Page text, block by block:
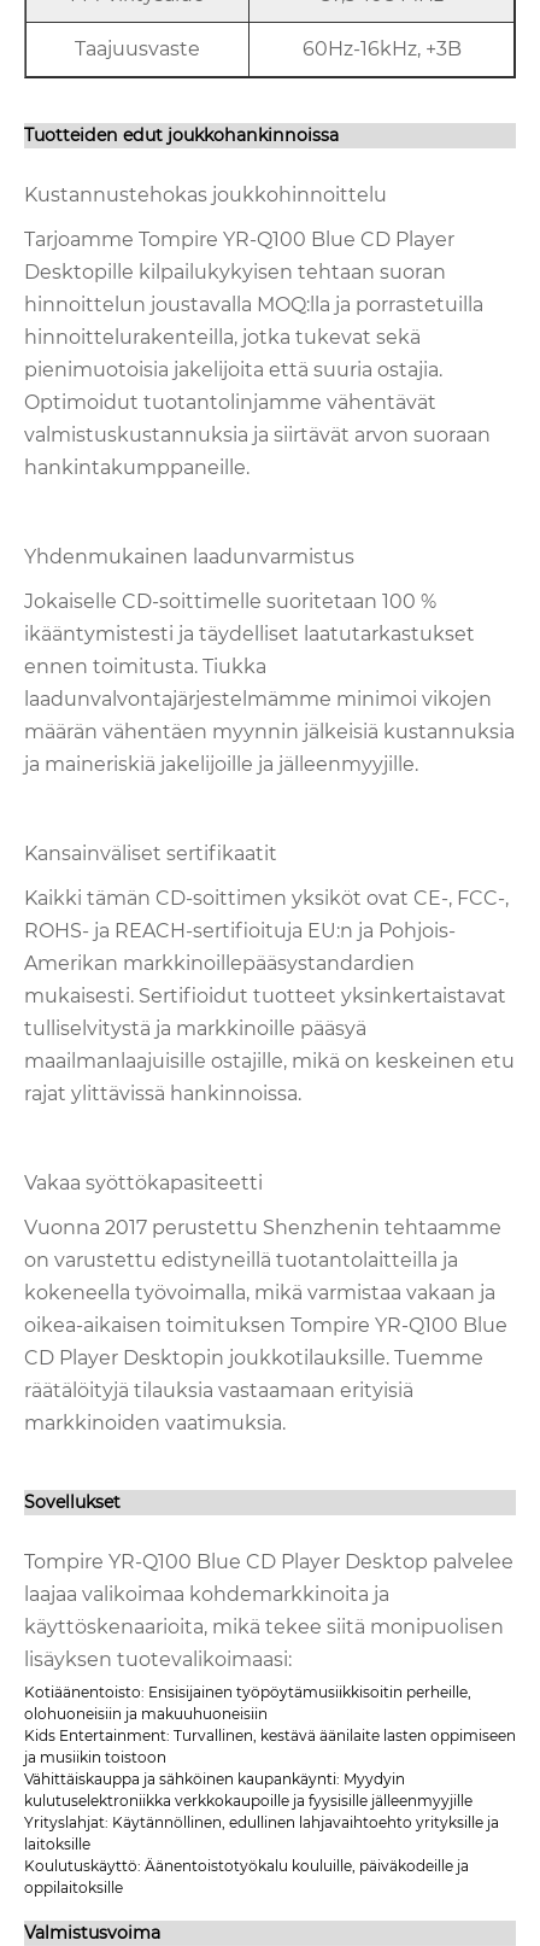
Taajuusvaste 60Hz-16kHz, +3B
Tuotteiden edut joukkohankinnoissa
Kustannustehokas joukkohinnoittelu
Tarjoamme Tompire YR-Q100 Blue CD Player
Desktopille kilpailukykyisen tehtaan suoran
hinnoittelun joustavalla MOQ:lla ja porrastetuilla
hinnoittelurakenteilla, jotka tukevat sekä
pienimuotoisia jakelijoita että suuria ostajia.
Optimoidut tuotantolinjamme vähentävät
valmistuskustannuksia ja siirtävät arvon suoraan
hankintakumppaneille.
Yhdenmukainen laadunvarmistus
Jokaiselle CD-soittimelle suoritetaan 100 %
ikääntymistesti ja täydelliset laatutarkastukset
ennen toimitusta. Tiukka
laadunvalvontajärjestelmämme minimoi vikojen
määrän vähentäen myynnin jälkeisiä kustannuksia
ja maineriskiä jakelijoille ja jälleenmyyjille.
Kansainväliset sertifikaatit
Kaikki tämän CD-soittimen yksiköt ovat CE-, FCC-,
ROHS- ja REACH-sertifioituja EU:n ja Pohjois-
Amerikan markkinoillepääsystandardien
mukaisesti. Sertifioidut tuotteet yksinkertaistavat
tulliselvitystä ja markkinoille pääsyä
maailmanlaajuisille ostajille, mikä on keskeinen etu
rajat ylittävissä hankinnoissa.
Vakaa syöttökapasiteetti
Vuonna 2017 perustettu Shenzhenin tehtaamme
on varustettu edistyneillä tuotantolaitteilla ja
kokeneella työvoimalla, mikä varmistaa vakaan ja
oikea-aikaisen toimituksen Tompire YR-Q100 Blue
CD Player Desktopin joukkotilauksille. Tuemme
räätälöityjä tilauksia vastaamaan erityisiä
markkinoiden vaatimuksia.
Sovellukset
Tompire YR-Q100 Blue CD Player Desktop palvelee
laajaa valikoimaa kohdemarkkinoita ja
käyttöskenaarioita, mikä tekee siitä monipuolisen
lisäyksen tuotevalikoimaasi:
Kotiäänentoisto: Ensisijainen työpöytämusiikkisoitin perheille,
olohuoneisiin ja makuuhuoneisiin
Kids Entertainment: Turvallinen, kestävä äänilaite lasten oppimiseen
ja musiikin toistoon
Vähittäiskauppa ja sähköinen kaupankäynti: Myydyin
kulutuselektroniikka verkkokaupoille ja fyysisille jälleenmyyjille
Yrityslahjat: Käytännöllinen, edullinen lahjavaihtoehto yrityksille ja
laitoksille
Koulutuskäyttö: Äänentoistotyökalu kouluille, päiväkodeille ja
oppilaitoksille
Valmistusvoima